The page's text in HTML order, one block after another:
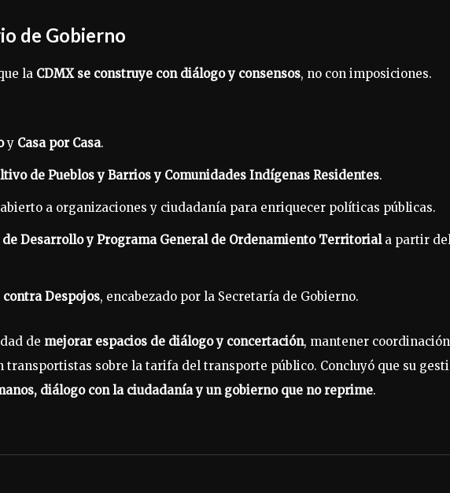
de Gobierno
la CDMX se construye con diálogo y consensos, no con imposiciones.
y Casa por Casa.
de Pueblos y Barrios y Comunidades Indígenas Residentes.
a organizaciones y ciudadanía para enriquecer políticas públicas.
de Desarrollo y Programa General de Ordenamiento Territoriala partir
contra Despojos, encabezado por la Secretaría de Gobierno.
de mejorar espacios de diálogo y concertación, mantener coordinación
transportistas sobre la tarifa del transporte público. Concluyó que su
diálogo con la ciudadanía y un gobierno que no reprime.